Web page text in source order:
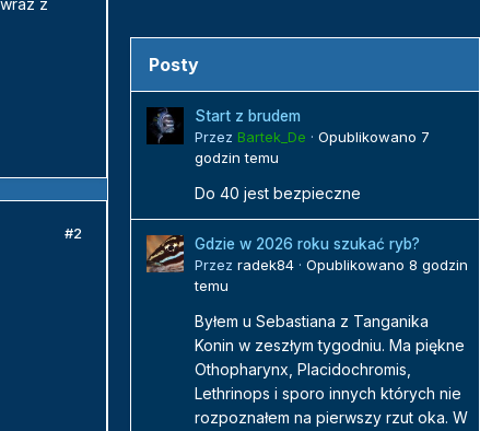
z
#2
Posty
Start z brudem
Przez Bartek_De · Opublikowano 7
godzin temu
Do 40 jest bezpieczne
Gdzie w 2026 roku szukać ryb?
Przez radek84 · Opublikowano 8 godzin
temu
Byłem u Sebastiana z Tanganika
Konin w zeszłym tygodniu. Ma piękne
Othopharynx, Placidochromis,
Lethrinops i sporo innych których nie
rozpoznałem na pierwszy rzut oka. W